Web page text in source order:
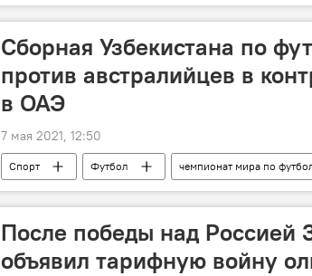
Сборная Узбекистана по
против австралийцев в
в ОАЭ
7 мая 2021, 12:50
Спорт Футбол чемпионат мира по
После победы над Россией
объявил тарифную войну